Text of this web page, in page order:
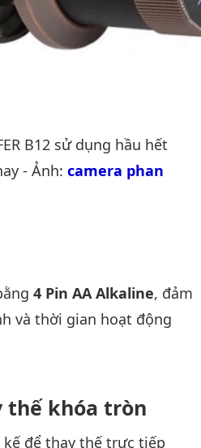
B12 sử dụng hầu hết
- Ảnh: camera phan
4 Pin AA Alkaline, đảm
và thời gian hoạt động
thế khóa tròn
kế để thay thế trực tiếp